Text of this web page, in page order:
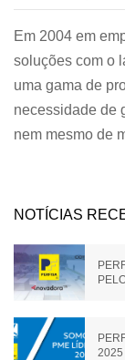
Em 2004 em
soluções com o
uma gama de
necessidade de
nem mesmo de
NOTÍCIAS
2025